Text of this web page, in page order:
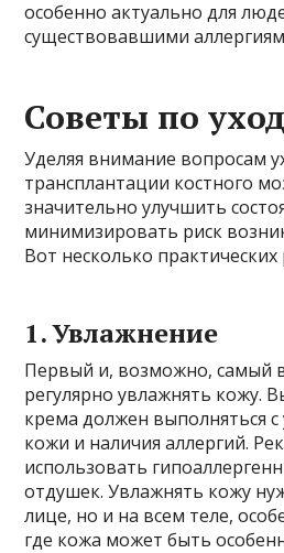
особенно актуально для
существовавшими
Советы по
Уделяя внимание вопросам
трансплантации костного
значительно улучшить
минимизировать риск
Вот несколько
1. Увлажнение
Первый и, возможно, самый
регулярно увлажнять кожу.
крема должен выполняться
кожи и наличия аллергий.
использовать
отдушек. Увлажнять кожу
лице, но и на всем теле,
где кожа может быть